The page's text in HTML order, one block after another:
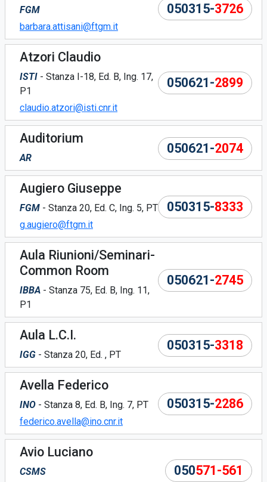
FGM
barbara.attisani@ftgm.it
050315-3726
Atzori Claudio
ISTI - Stanza I-18, Ed. B, Ing. 17,
P1
claudio.atzori@isti.cnr.it
050621-2899
Auditorium
AR
050621-2074
Augiero Giuseppe
FGM - Stanza 20, Ed. C, Ing. 5, PT
g.augiero@ftgm.it
050315-8333
Aula Riunioni/Seminari-
Common Room
IBBA - Stanza 75, Ed. B, Ing. 11,
P1
050621-2745
Aula L.C.I.
IGG - Stanza 20, Ed. , PT
050315-3318
Avella Federico
INO - Stanza 8, Ed. B, Ing. 7, PT
federico.avella@ino.cnr.it
050315-2286
Avio Luciano
CSMS
050571-561